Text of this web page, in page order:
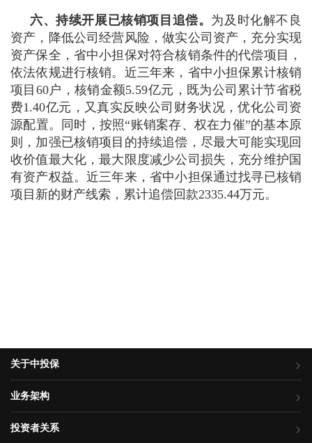
六、持续开展已核销项目追偿。 为及时化解不良
资产， 降低公司经营风险，做实公司资产，充分实现
资产保全，省中小担保对符合核销条件的代偿项目，
依法依规进行核销。近三年来，省中小担保累计核销
项目60户，核销金额5.59亿元，既为公司累计节省税
费1.40亿元，又真实反映公司财务状况，优化公司资
源配置。同时， 按照“账销案存、权在力催”的基本原
则，加强已核销项目的持续追偿，尽最大可能实现回
收价值最大化，最大限度减少公司损失，充分维护国
有资产权益。近三年来，省中小担保通过找寻已核销
项目新的财产线索，累计追偿回款2335.44万元。
关于中投保
业务架构
投资者关系